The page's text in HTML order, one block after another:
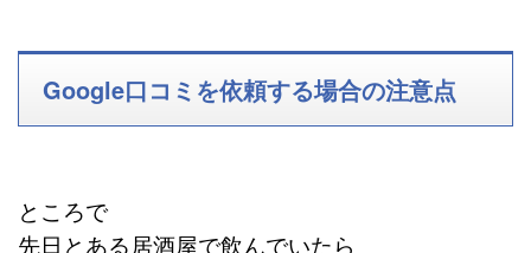
Google口コミを依頼する場合の注意点
ところで
先日とある居酒屋で飲んでいたら